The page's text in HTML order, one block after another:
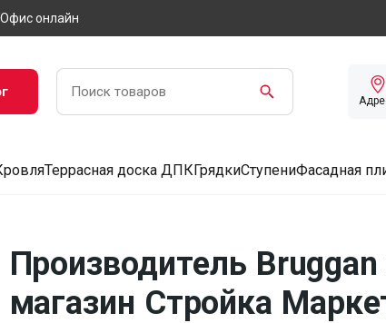
Офис онлайн
Террасная доска ДПКГрядкиСтупениФасадная
Производитель
магазин Стройка